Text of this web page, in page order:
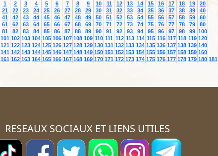
1 2 3 4 5 6 7 8 9 10 11 12 13 14 15 16 17 18 19
20
21
22 23 24 25 26 27 28 29 30 31 32 33 34 35 36 37 38 39
40
41
42 43 44 45 46 47 48 49 50 51 52 53 54 55 56 57 58 59
60
61
62 63 64 65 66 67 68 69 70 71 72 73 74 75 76 77 78 79
80
81
82 83 84 85 86 87 88 89 90 91 92 93 94 95 96 97 98 99 100
101 102 103 104 105 106 107 108 109 110 111 112 113 114 115 116 117 118 119 120
121 122 123 124 125 126 127 128 129 130 131 132 133 134 135 136 137 138 139 140
141 142 143 144 145 146 147 148 149 150 151 152 153 154 155 156 157 158 159 160
161 162 163 164 165 166 167 168 169 170 171 172 173 174 175 176 177 178 179 180 181
RESEAUX SOCIAUX ET LIENS UTILES